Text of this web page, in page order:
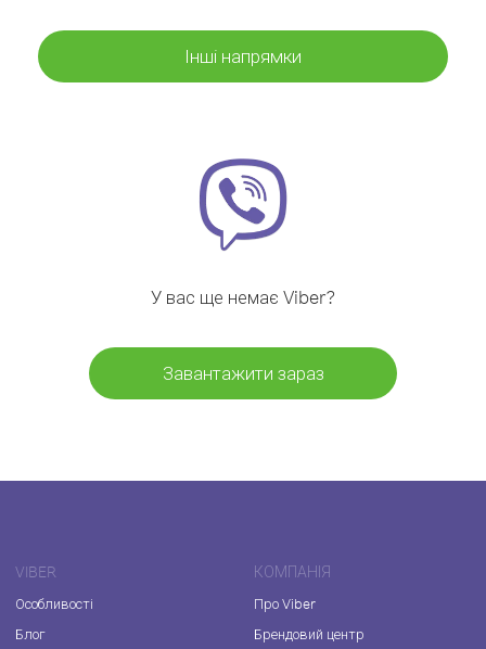
Інші напрямки
У вас ще немає Viber?
Завантажити зараз
VIBER
Особливості
Блог
КОМПАНІЯ
Про Viber
Брендовий центр